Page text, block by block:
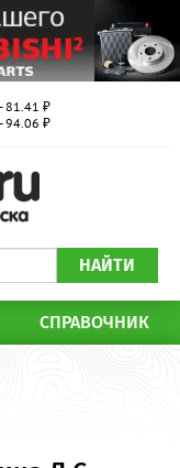
81.41 ₽
94.06 ₽
НАЙТИ
СПРАВОЧНИК